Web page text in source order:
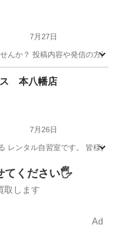
7月27日
んか？ 投稿内容や発信の方
ス 本八幡店
7月26日
レンタル自習室です。 皆様
てください🖐️
取します
Ad